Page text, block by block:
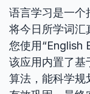
语言学习是一个
将今日所学词汇
您使用“English
该应用内置了基
算法，能科学规